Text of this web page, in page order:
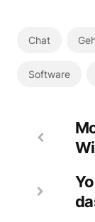
Chat
Software